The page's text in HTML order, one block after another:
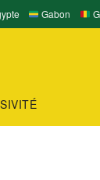
Gabon